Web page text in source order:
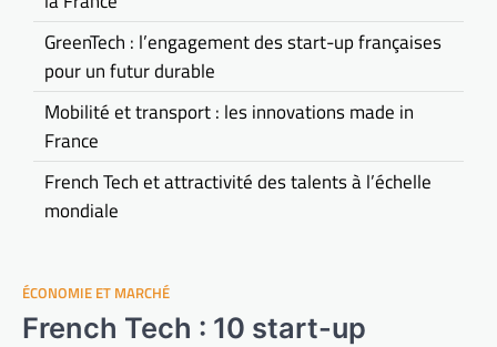
ÉCONOMIE ET MARCHÉ
French Tech : 10 start-up
GreenTech : l’engagement des start-up françaises
pour un futur durable
Mobilité et transport : les innovations made in
France
French Tech et attractivité des talents à l’échelle
mondiale